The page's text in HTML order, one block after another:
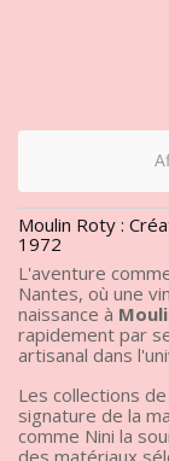
Moulin Roty :
1972
L'aventure
Nantes, où une
naissance à
rapidement par
artisanal dans
Les collections
signature de la
comme Nini la
des matériaux